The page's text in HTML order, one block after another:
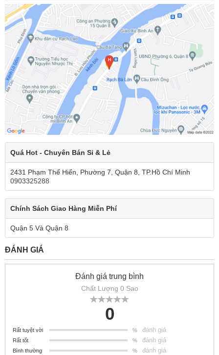
Quá Hot - Chuyên Bán Sỉ & Lẻ
2431 Phạm Thế Hiển, Phường 7, Quận 8, TP.Hồ Chí Minh
0903325288
Chính Sách Giao Hàng Miễn Phí
Quận 5 Và Quận 8
ĐÁNH GIÁ
Đánh giá trung bình
Chất Lượng 0 Sao
0
Rất tuyệt vời % đánh giá
Rất tốt % đánh giá
Bình thường % đánh giá